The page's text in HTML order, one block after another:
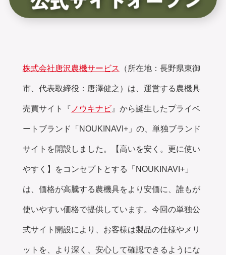
株式会社唐沢農機サービス （所在地：長野県東御
市、代表取締役：唐澤健之） は、運営する農機具
売買サイト『 ノウキナビ』 から誕生したプライベ
ートブランド「 NOUKINAVI+」 の、単独ブランド
サイトを開設しました。【高いを安く。更に使い
やすく】をコンセプトとする 「NOUKINAVI+」
は、価格が高騰する農機具をより安価に、誰もが
使いやすい価格で提供しています。今回の単独公
式サイト開設により、お客様は製品の仕様やメリ
ットを、より深く、安心して確認できるようにな